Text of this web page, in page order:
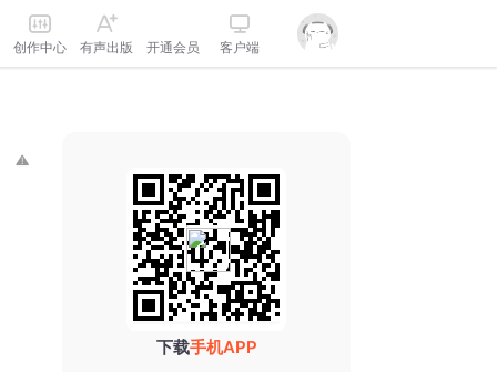
创作中心 有声出版 开通会员 客户端
下载手机APP